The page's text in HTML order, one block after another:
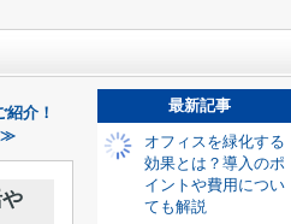
介！
≫
最新記事
オフィスを緑化する
効果とは？導入のポ
イントや費用につい
ても解説